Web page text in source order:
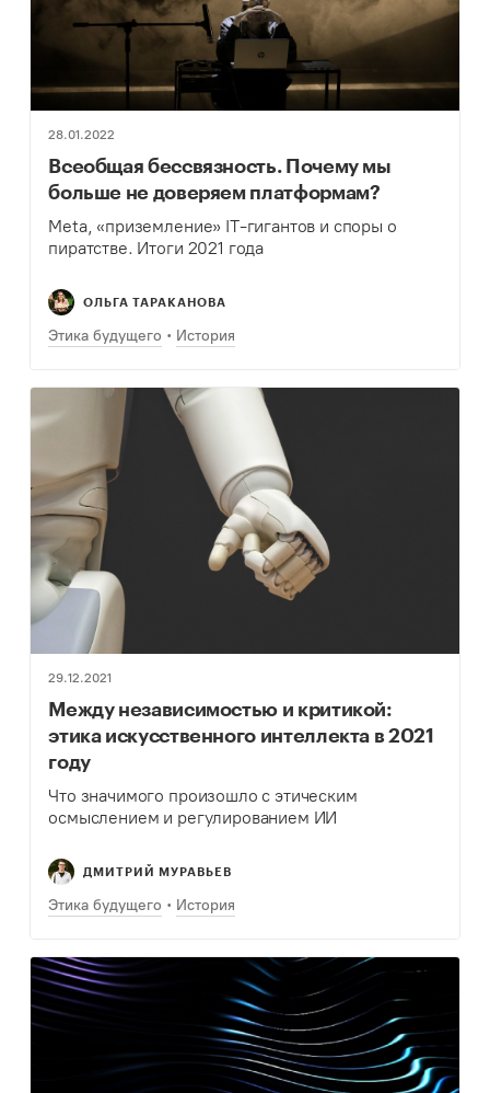
28.01.2022
Всеобщая бессвязность. Почему мы
больше не доверяем платформам?
Meta, «приземление» IT-гигантов и споры о
пиратстве. Итоги 2021 года
ОЛЬГА ТАРАКАНОВА
Этика будущего История
29.12.2021
Между независимостью и критикой:
этика искусственного интеллекта в 2021
году
Что значимого произошло с этическим
осмыслением и регулированием ИИ
ДМИТРИЙ МУРАВЬЕВ
Этика будущего История